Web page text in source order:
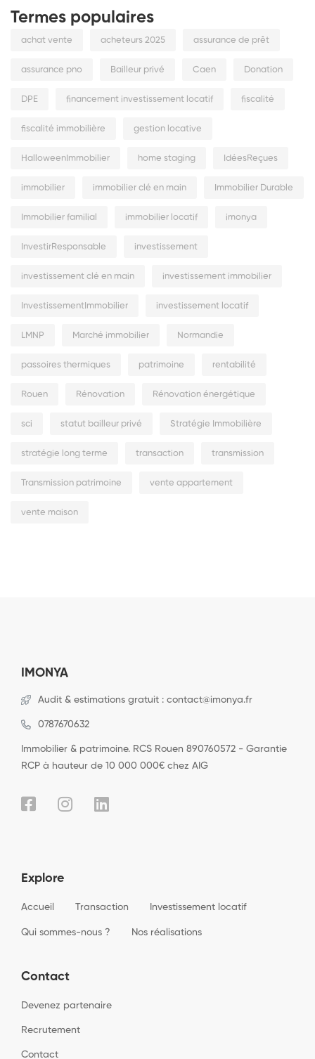
Termes populaires
achat vente acheteurs 2025 assurance de prêt
assurance pno Bailleur privé Caen Donation
DPE financement investissement locatif fiscalité
fiscalité immobilière gestion locative
HalloweenImmobilier home staging IdéesReçues
immobilier immobilier clé en main Immobilier Durable
Immobilier familial immobilier locatif imonya
InvestirResponsable investissement
investissement clé en main investissement immobilier
InvestissementImmobilier investissement locatif
LMNP Marché immobilier Normandie
passoires thermiques patrimoine rentabilité
Rouen Rénovation Rénovation énergétique
sci statut bailleur privé Stratégie Immobilière
stratégie long terme transaction transmission
Transmission patrimoine vente appartement
vente maison
IMONYA
Audit & estimations gratuit : contact@imonya.fr
0787670632
Immobilier & patrimoine. RCS Rouen 890760572 - Garantie
RCP à hauteur de 10 000 000€ chez AIG
Explore
Accueil Transaction Investissement locatif
Qui sommes-nous ? Nos réalisations
Contact
Devenez partenaire
Recrutement
Contact